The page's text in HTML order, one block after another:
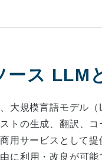
ース LLM
大規模言語モデル
トの生成、翻訳、
用サービスとして
に利用・改良が可能